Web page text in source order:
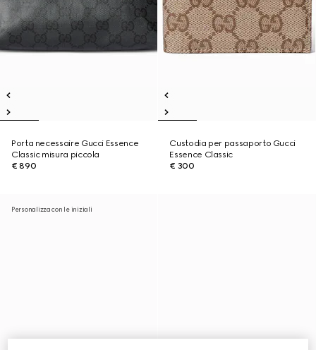
Porta necessaire Gucci Essence
Classic misura piccola
€ 890
Custodia per passaporto Gucci
Essence Classic
€ 300
Personalizza con le iniziali